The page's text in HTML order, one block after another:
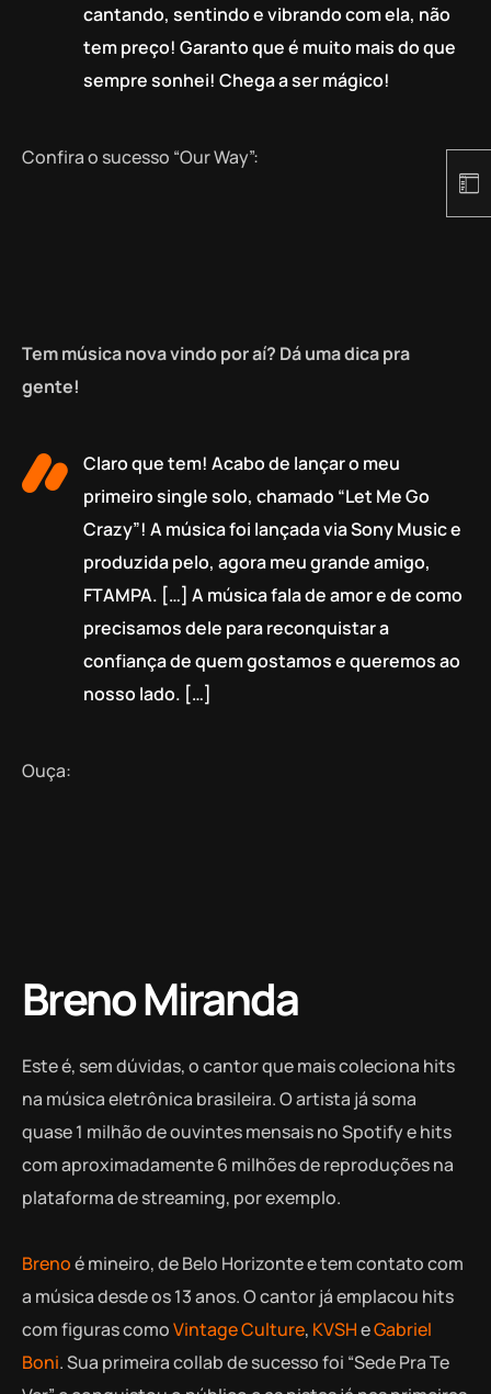
cantando, sentindo e vibrando com ela, não
tem preço! Garanto que é muito mais do que
sempre sonhei! Chega a ser mágico!
Confira o sucesso “Our Way”:
Tem música nova vindo por aí? Dá uma dica pra
gente!
Claro que tem! Acabo de lançar o meu
primeiro single solo, chamado “Let Me Go
Crazy”! A música foi lançada via Sony Music e
produzida pelo, agora meu grande amigo,
FTAMPA. […] A música fala de amor e de como
precisamos dele para reconquistar a
confiança de quem gostamos e queremos ao
nosso lado. […]
Ouça:
Breno Miranda
Este é, sem dúvidas, o cantor que mais coleciona hits
na música eletrônica brasileira. O artista já soma
quase 1 milhão de ouvintes mensais no Spotify e hits
com aproximadamente 6 milhões de reproduções na
plataforma de streaming, por exemplo.
Brenoé mineiro, de Belo Horizonte e tem contato com
a música desde os 13 anos. O cantor já emplacou hits
com figuras comoVintage Culture, KVSHeGabriel
Boni. Sua primeira collab de sucesso foi “Sede Pra Te